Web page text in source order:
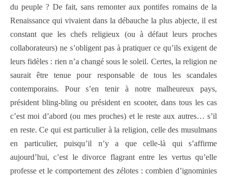
du peuple ? De fait, sans remonter aux pontifes romains de la
Renaissance qui vivaient dans la débauche la plus abjecte, il est
constant que les chefs religieux (ou à défaut leurs proches
collaborateurs) ne s’obligent pas à pratiquer ce qu’ils exigent de
leurs fidèles : rien n’a changé sous le soleil. Certes, la religion ne
saurait être tenue pour responsable de tous les scandales
contemporains. Pour s’en tenir à notre malheureux pays,
président bling-bling ou président en scooter, dans tous les cas
c’est moi d’abord (ou mes proches) et le reste aux autres… s’il
en reste. Ce qui est particulier à la religion, celle des musulmans
en particulier, puisqu’il n’y a que celle-là qui s’affirme
aujourd’hui, c’est le divorce flagrant entre les vertus qu’elle
professe et le comportement des zélotes : combien d’ignominies